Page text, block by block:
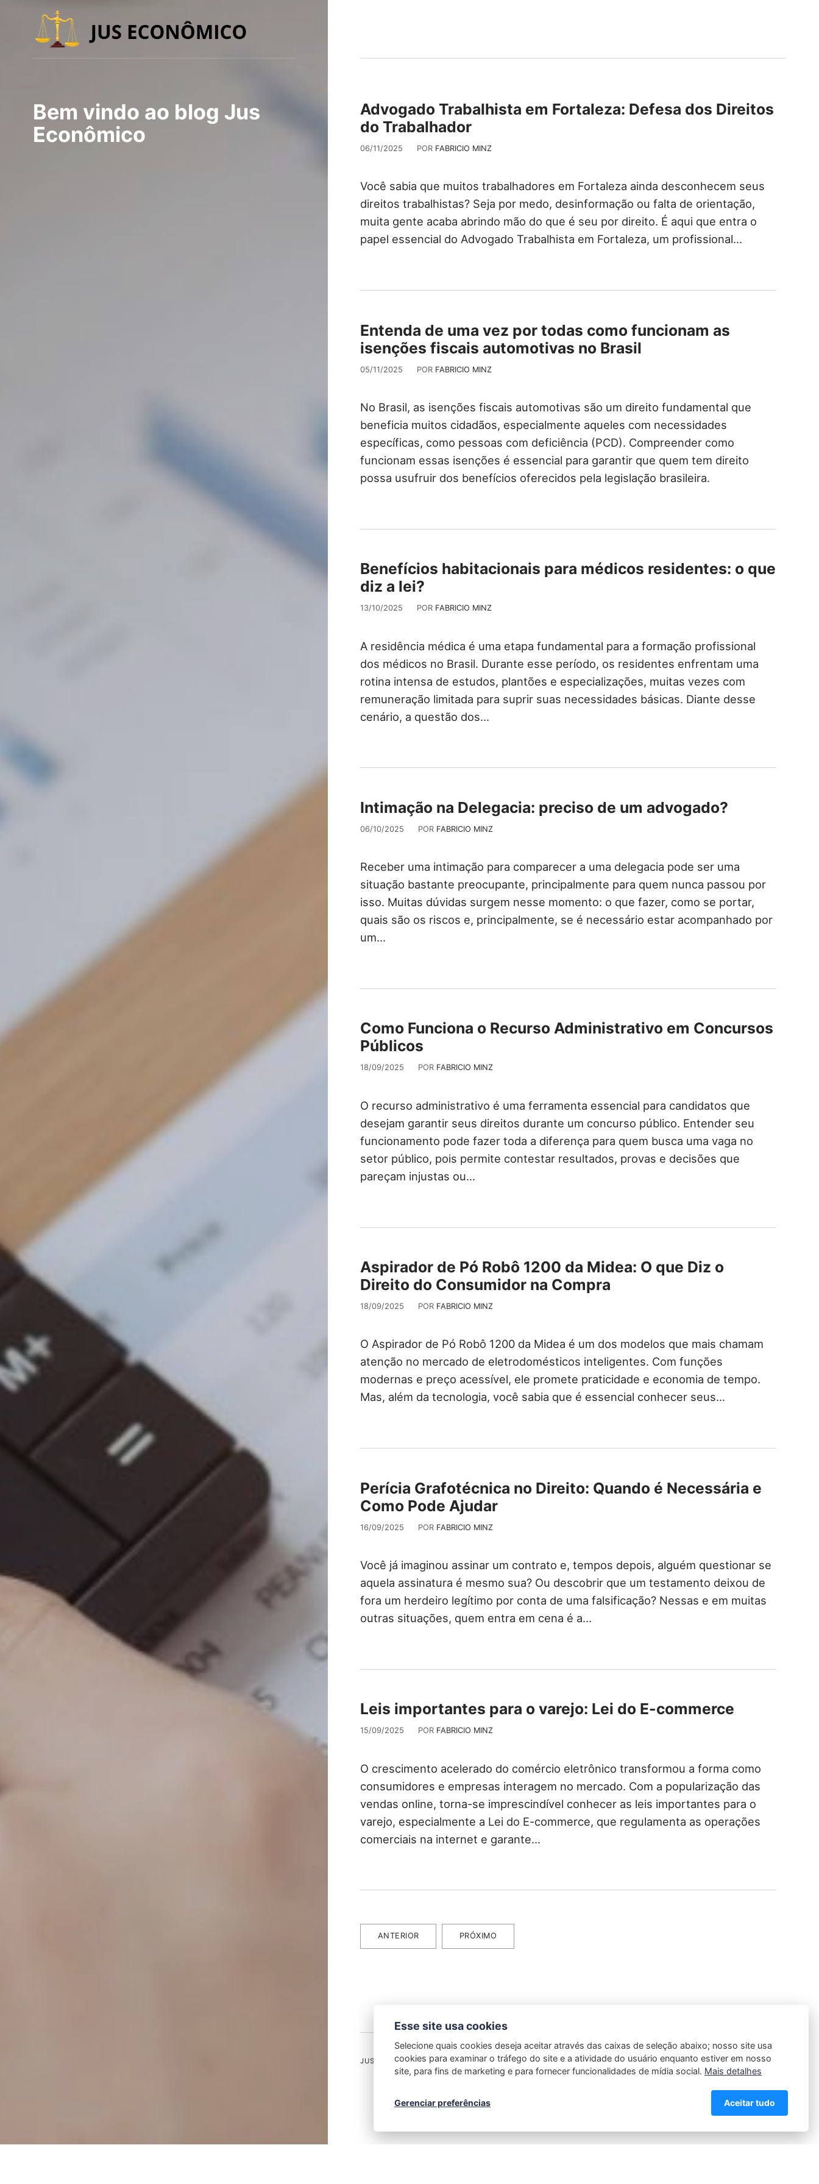
Bem vindo ao blog Jus
Econômico
Advogado Trabalhista em Fortaleza: Defesa dos Direitos
do Trabalhador
06/11/2025 POR FABRICIO MINZ
Você sabia que muitos trabalhadores em Fortaleza ainda desconhecem seus
direitos trabalhistas? Seja por medo, desinformação ou falta de orientação,
muita gente acaba abrindo mão do que é seu por direito. É aqui que entra o
papel essencial do Advogado Trabalhista em Fortaleza, um profissional…
Entenda de uma vez por todas como funcionam as
isenções fiscais automotivas no Brasil
05/11/2025 POR FABRICIO MINZ
No Brasil, as isenções fiscais automotivas são um direito fundamental que
beneficia muitos cidadãos, especialmente aqueles com necessidades
específicas, como pessoas com deficiência (PCD). Compreender como
funcionam essas isenções é essencial para garantir que quem tem direito
possa usufruir dos benefícios oferecidos pela legislação brasileira.
Benefícios habitacionais para médicos residentes: o que
diz a lei?
13/10/2025 POR FABRICIO MINZ
A residência médica é uma etapa fundamental para a formação profissional
dos médicos no Brasil. Durante esse período, os residentes enfrentam uma
rotina intensa de estudos, plantões e especializações, muitas vezes com
remuneração limitada para suprir suas necessidades básicas. Diante desse
cenário, a questão dos…
Intimação na Delegacia: preciso de um advogado?
06/10/2025 POR FABRICIO MINZ
Receber uma intimação para comparecer a uma delegacia pode ser uma
situação bastante preocupante, principalmente para quem nunca passou por
isso. Muitas dúvidas surgem nesse momento: o que fazer, como se portar,
quais são os riscos e, principalmente, se é necessário estar acompanhado por
um…
Como Funciona o Recurso Administrativo em Concursos
Públicos
18/09/2025 POR FABRICIO MINZ
O recurso administrativo é uma ferramenta essencial para candidatos que
desejam garantir seus direitos durante um concurso público. Entender seu
funcionamento pode fazer toda a diferença para quem busca uma vaga no
setor público, pois permite contestar resultados, provas e decisões que
pareçam injustas ou…
Aspirador de Pó Robô 1200 da Midea: O que Diz o
Direito do Consumidor na Compra
18/09/2025 POR FABRICIO MINZ
O Aspirador de Pó Robô 1200 da Midea é um dos modelos que mais chamam
atenção no mercado de eletrodomésticos inteligentes. Com funções
modernas e preço acessível, ele promete praticidade e economia de tempo.
Mas, além da tecnologia, você sabia que é essencial conhecer seus…
Perícia Grafotécnica no Direito: Quando é Necessária e
Como Pode Ajudar
16/09/2025 POR FABRICIO MINZ
Você já imaginou assinar um contrato e, tempos depois, alguém questionar se
aquela assinatura é mesmo sua? Ou descobrir que um testamento deixou de
fora um herdeiro legítimo por conta de uma falsificação? Nessas e em muitas
outras situações, quem entra em cena é a…
Leis importantes para o varejo: Lei do E-commerce
15/09/2025 POR FABRICIO MINZ
O crescimento acelerado do comércio eletrônico transformou a forma como
consumidores e empresas interagem no mercado. Com a popularização das
vendas online, torna-se imprescindível conhecer as leis importantes para o
varejo, especialmente a Lei do E-commerce, que regulamenta as operações
comerciais na internet e garante…
ANTERIOR PRÓXIMO
JUS ECONÔMICO - ADVOGADOSP - TODOS OS DIREITOS RESERVADOS @2025
Esse site usa cookies
Selecione quais cookies deseja aceitar através das caixas de seleção abaixo; nosso site usa
cookies para examinar o tráfego do site e a atividade do usuário enquanto estiver em nosso
site, para fins de marketing e para fornecer funcionalidades de mídia social. Mais detalhes
Gerenciar preferências Aceitar tudo